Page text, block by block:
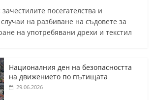
посегателства и
на разбиване на съдовете за
на употребявани дрехи и текстил
Националния ден на безопасността
на движението по пътищата
29.06.2026